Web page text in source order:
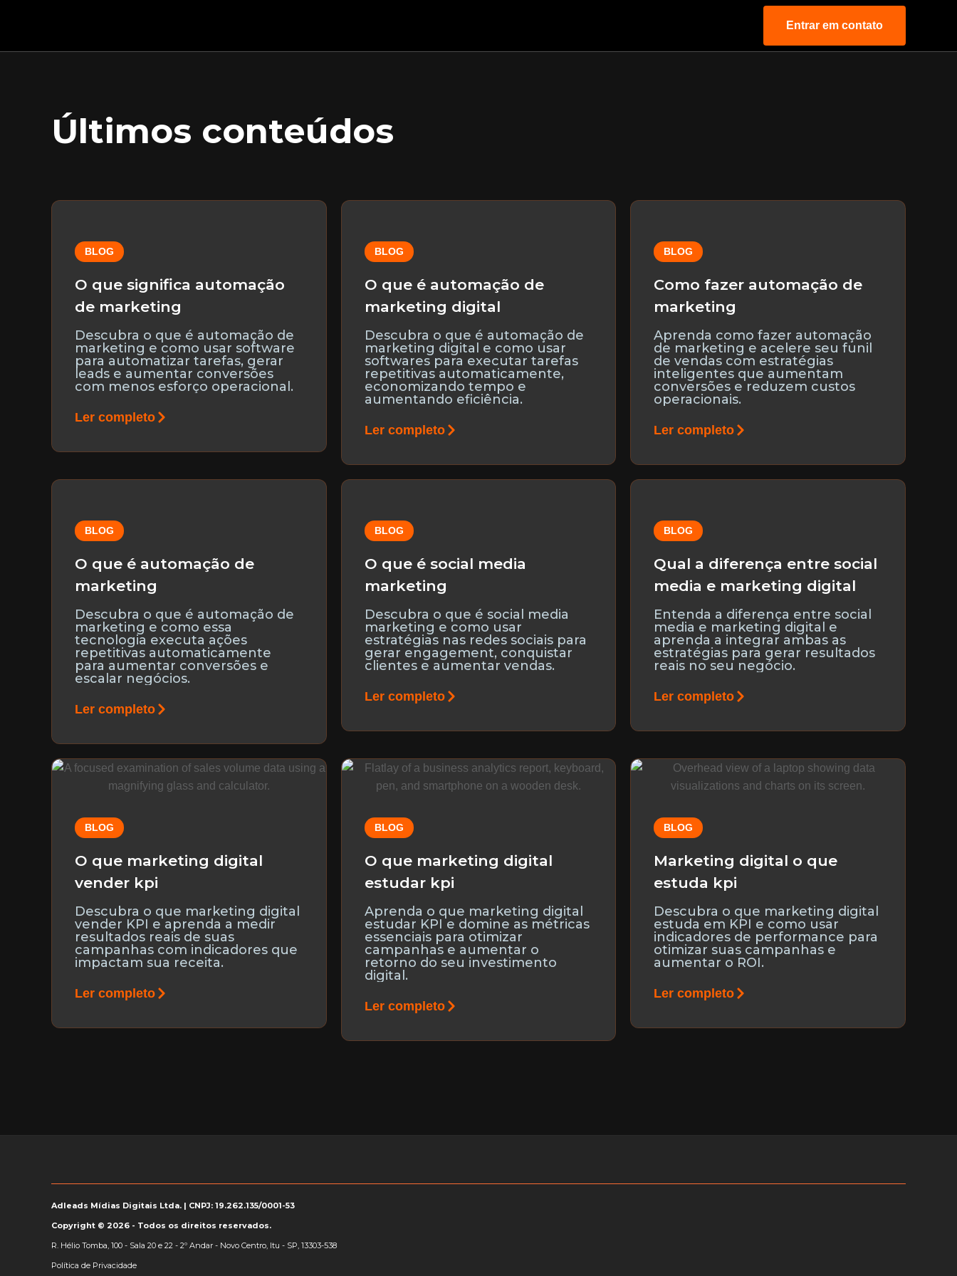
Entrar em contato
Últimos conteúdos
BLOG
O que significa automação
de marketing
Descubra o que é automação de
marketing e como usar software
para automatizar tarefas, gerar
leads e aumentar conversões
com menos esforço operacional.
Ler completo
BLOG
O que é automação de
marketing digital
Descubra o que é automação de
marketing digital e como usar
softwares para executar tarefas
repetitivas automaticamente,
economizando tempo e
aumentando eficiência.
Ler completo
BLOG
Como fazer automação de
marketing
Aprenda como fazer automação
de marketing e acelere seu funil
de vendas com estratégias
inteligentes que aumentam
conversões e reduzem custos
operacionais.
Ler completo
BLOG
O que é automação de
marketing
Descubra o que é automação de
marketing e como essa
tecnologia executa ações
repetitivas automaticamente
para aumentar conversões e
escalar negócios.
Ler completo
BLOG
O que é social media
marketing
Descubra o que é social media
marketing e como usar
estratégias nas redes sociais para
gerar engagement, conquistar
clientes e aumentar vendas.
Ler completo
BLOG
Qual a diferença entre social
media e marketing digital
Entenda a diferença entre social
media e marketing digital e
aprenda a integrar ambas as
estratégias para gerar resultados
reais no seu negócio.
Ler completo
BLOG
O que marketing digital
vender kpi
Descubra o que marketing digital
vender KPI e aprenda a medir
resultados reais de suas
campanhas com indicadores que
impactam sua receita.
Ler completo
BLOG
O que marketing digital
estudar kpi
Aprenda o que marketing digital
estudar KPI e domine as métricas
essenciais para otimizar
campanhas e aumentar o
retorno do seu investimento
digital.
Ler completo
BLOG
Marketing digital o que
estuda kpi
Descubra o que marketing digital
estuda em KPI e como usar
indicadores de performance para
otimizar suas campanhas e
aumentar o ROI.
Ler completo
Adleads Mídias Digitais Ltda. | CNPJ: 19.262.135/0001-53
Copyright © 2026 - Todos os direitos reservados.
R. Hélio Tomba, 100 - Sala 20 e 22 - 2º Andar - Novo Centro, Itu - SP, 13303-538
Política de Privacidade